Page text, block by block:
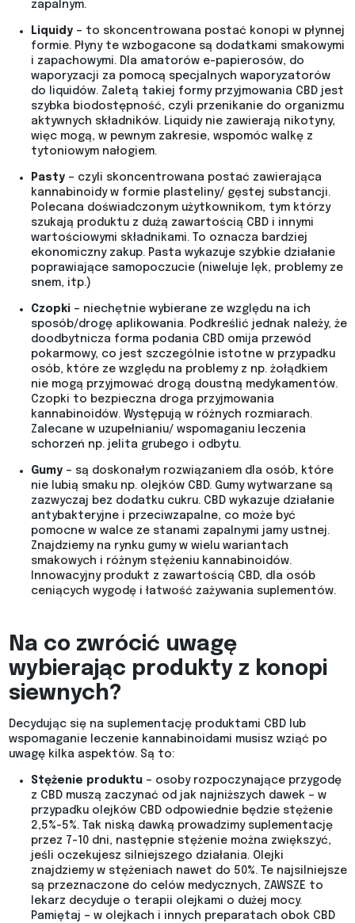
zapalnym.
Liquidy– to skoncentrowana postać konopi w płynnej
formie. Płyny te wzbogacone są dodatkami smakowymi
i zapachowymi. Dla amatorów e-papierosów, do
waporyzacji za pomocą specjalnych waporyzatorów
do liquidów. Zaletą takiej formy przyjmowania CBD jest
szybka biodostępność, czyli przenikanie do organizmu
aktywnych składników. Liquidy nie zawierają nikotyny,
więc mogą, w pewnym zakresie, wspomóc walkę z
tytoniowym nałogiem.
Pasty– czyli skoncentrowana postać zawierająca
kannabinoidy w formie plasteliny/ gęstej substancji.
Polecana doświadczonym użytkownikom, tym którzy
szukają produktu z dużą zawartością CBD i innymi
wartościowymi składnikami. To oznacza bardziej
ekonomiczny zakup. Pasta wykazuje szybkie działanie
poprawiające samopoczucie (niweluje lęk, problemy ze
snem, itp.)
Czopki– niechętnie wybierane ze względu na ich
sposób/drogę aplikowania. Podkreślić jednak należy, że
doodbytnicza forma podania CBD omija przewód
pokarmowy, co jest szczególnie istotne w przypadku
osób, które ze względu na problemy z np. żołądkiem
nie mogą przyjmować drogą doustną medykamentów.
Czopki to bezpieczna droga przyjmowania
kannabinoidów. Występują w różnych rozmiarach.
Zalecane w uzupełnianiu/ wspomaganiu leczenia
schorzeń np. jelita grubego i odbytu.
Gumy– są doskonałym rozwiązaniem dla osób, które
nie lubią smaku np. olejków CBD. Gumy wytwarzane są
zazwyczaj bez dodatku cukru. CBD wykazuje działanie
antybakteryjne i przeciwzapalne, co może być
pomocne w walce ze stanami zapalnymi jamy ustnej.
Znajdziemy na rynku gumy w wielu wariantach
smakowych i różnym stężeniu kannabinoidów.
Innowacyjny produkt z zawartością CBD, dla osób
ceniących wygodę i łatwość zażywania suplementów.
Na co zwrócić uwagę
wybierając produkty z konopi
siewnych?
Decydując się na suplementację produktami CBD lub
wspomaganie leczenie kannabinoidami musisz wziąć po
uwagę kilka aspektów. Są to:
Stężenie produktu– osoby rozpoczynające przygodę
z CBD muszą zaczynać od jak najniższych dawek – w
przypadku olejków CBD odpowiednie będzie stężenie
2,5%-5%. Tak niską dawką prowadzimy suplementację
przez 7-10 dni, następnie stężenie można zwiększyć,
jeśli oczekujesz silniejszego działania. Olejki
znajdziemy w stężeniach nawet do 50%. Te najsilniejsze
są przeznaczone do celów medycznych, ZAWSZE to
lekarz decyduje o terapii olejkami o dużej mocy.
Pamiętaj – w olejkach i innych preparatach obok CBD